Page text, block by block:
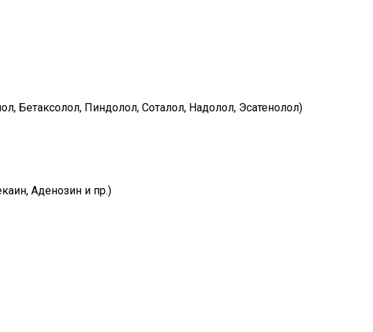
Бетаксолол, Пиндолол, Соталол, Надолол, Эсатенолол)
Аденозин и пр.)